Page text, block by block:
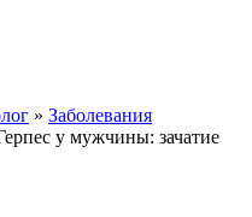
» Заболевания
у мужчины: зачатие